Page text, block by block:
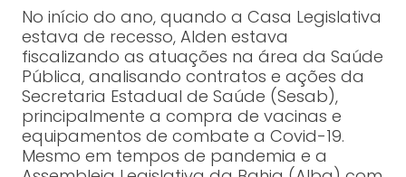
No início do ano, quando a Casa Legislativa
estava de recesso, Alden estava
fiscalizando as atuações na área da Saúde
Pública, analisando contratos e ações da
Secretaria Estadual de Saúde (Sesab),
principalmente a compra de vacinas e
equipamentos de combate a Covid-19.
Mesmo em tempos de pandemia e a